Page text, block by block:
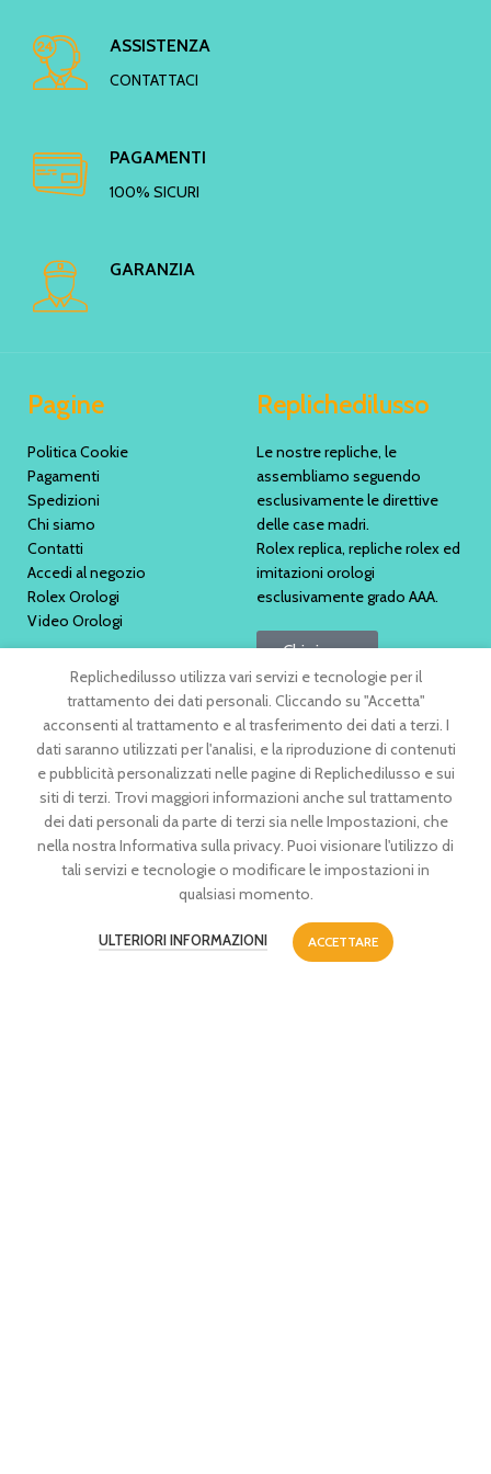
ASSISTENZA
CONTATTACI
PAGAMENTI
100% SICURI
GARANZIA
Pagine
Politica Cookie
Pagamenti
Spedizioni
Chi siamo
Contatti
Accedi al negozio
Rolex Orologi
Video Orologi
Replichedilusso
Le nostre repliche, le
assembliamo seguendo
esclusivamente le direttive
delle case madri.
Rolex replica, repliche rolex ed
imitazioni orologi
esclusivamente grado AAA.
Chi siamo
Replichedilusso utilizza vari servizi e tecnologie per il
trattamento dei dati personali. Cliccando su "Accetta"
acconsenti al trattamento e al trasferimento dei dati a terzi. I
dati saranno utilizzati per l'analisi, e la riproduzione di contenuti
e pubblicità personalizzati nelle pagine di Replichedilusso e sui
siti di terzi. Trovi maggiori informazioni anche sul trattamento
dei dati personali da parte di terzi sia nelle Impostazioni, che
nella nostra Informativa sulla privacy. Puoi visionare l'utilizzo di
tali servizi e tecnologie o modificare le impostazioni in
qualsiasi momento.
ULTERIORI INFORMAZIONI ACCETTARE